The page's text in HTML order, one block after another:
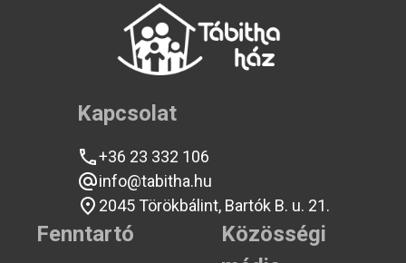
Kapcsolat
+36 23 332 106
info@tabitha.hu
2045 Törökbálint, Bartók B. u. 21.
Fenntartó
Közösségi